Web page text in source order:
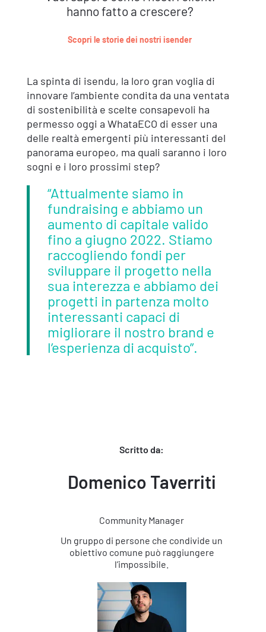
hanno fatto a crescere?
Scopri le storie dei nostri isender
La spinta di isendu, la loro gran voglia di
innovare l’ambiente condita da una ventata
di sostenibilità e scelte consapevoli ha
permesso oggi a WhataECO di esser una
delle realtà emergenti più interessanti del
panorama europeo, ma quali saranno i loro
sogni e i loro prossimi step?
“Attualmente siamo in
fundraising e abbiamo un
aumento di capitale valido
fino a giugno 2022. Stiamo
raccogliendo fondi per
sviluppare il progetto nella
sua interezza e abbiamo dei
progetti in partenza molto
interessanti capaci di
migliorare il nostro brand e
l’esperienza di acquisto”.
Scritto da:
Domenico Taverriti
Community Manager
Un gruppo di persone che condivide un
obiettivo comune può raggiungere
l’impossibile.